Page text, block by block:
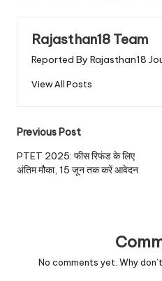
Rajasthan18 Team
Reported By Rajasthan18
View All Posts
Post
navigation
Previous Post
PTET 2025: फीस रिफंड के लिए
अंतिम मौका, 15 जून तक करें आवेदन
No comments yet. Why